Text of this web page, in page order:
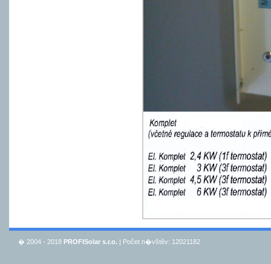
� 2004 - 2018 PROFISolar s.r.o. | Počet n�vštěv: 12021182